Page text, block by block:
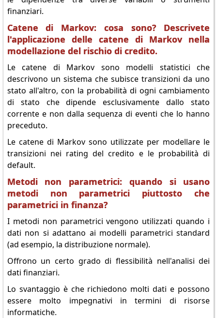
finanziari.
Catene di Markov: cosa sono? Descrivete
l'applicazione delle catene di Markov nella
modellazione del rischio di credito.
Le catene di Markov sono modelli statistici che
descrivono un sistema che subisce transizioni da uno
stato all'altro, con la probabilità di ogni cambiamento
di stato che dipende esclusivamente dallo stato
corrente e non dalla sequenza di eventi che lo hanno
preceduto.
Le catene di Markov sono utilizzate per modellare le
transizioni nei rating del credito e le probabilità di
default.
Metodi non parametrici: quando si usano
metodi non parametrici piuttosto che
parametrici in finanza?
I metodi non parametrici vengono utilizzati quando i
dati non si adattano ai modelli parametrici standard
(ad esempio, la distribuzione normale).
Offrono un certo grado di flessibilità nell'analisi dei
dati finanziari.
Lo svantaggio è che richiedono molti dati e possono
essere molto impegnativi in termini di risorse
informatiche.